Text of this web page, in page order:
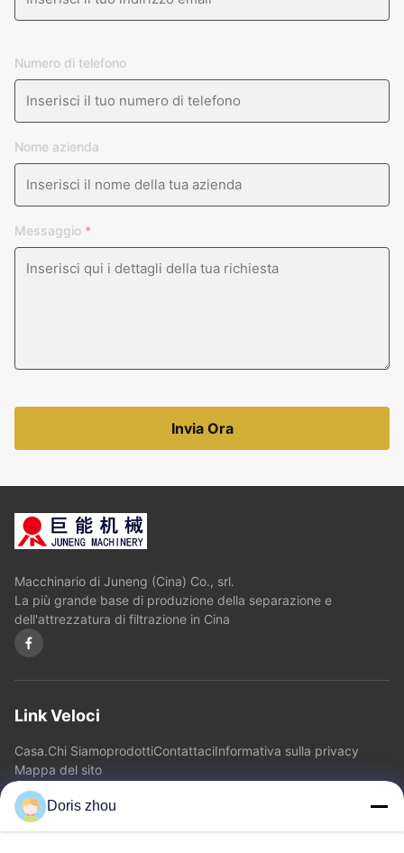
Numero di telefono
Nome azienda
Messaggio *
Invia Ora
Macchinario di Juneng (Cina) Co., srl.
La più grande base di produzione della separazione e
dell'attrezzatura di filtrazione in Cina
Link Veloci
Casa.Chi SiamoprodottiContattaciInformativa sulla privacy
Mappa del sito
Contattaci
Doris zhou